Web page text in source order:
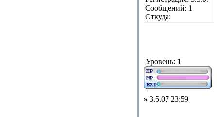
Сообщений: 1
Откуда:
Уровень: 1
» 3.5.07 23:59